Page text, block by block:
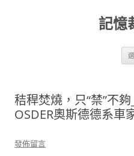
記憶
秸稈焚燒，只“禁”不
OSDER奧斯德德系車
發佈留言